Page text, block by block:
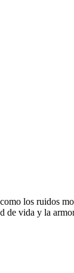
los ruidos
de vida y la